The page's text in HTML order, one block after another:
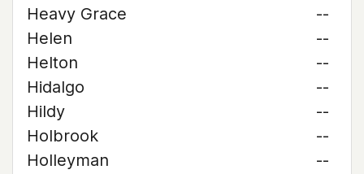
Heavy Grace
--
Helen
--
Helton
--
Hidalgo
--
Hildy
--
Holbrook
--
Holleyman
--